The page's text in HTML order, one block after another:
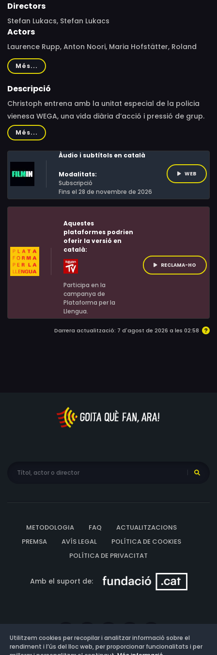
Directors
Stefan Lukacs, Stefan Lukacs
Actors
Laurence Rupp, Anton Noori, Maria Hofstätter, Roland
Düringer, Anna Suk
Més...
Descripció
Christoph entrena amb la unitat especial de la policia
vienesa WEGA, una vida diària d’acció i pressió de grup.
Durant una operació, dispara a un home suposadament
en defensa pròpia, i els seus col·legues el reconeixen
com un heroi. El món exterior, però, reacciona amb
crítiques, i comença a patir atacs de pànic i mostra
símptomes del trauma. Mentre lluita contra la
impotència interna, intenta seguir aparentat que és un
home fort per no perdre el seu estatus.
Més...
Àudio i subtítols en català
Modalitats:
Subscripció
Fins el 28 de novembre de 2026
WEB
Aquestes
plataformes podrien
oferir la versió en
català:
Participa en la
campanya de
Plataforma per la
Llengua.
RECLAMA-HO
Darrera actualització: 7 d'agost de 2026 a les 02:58
METODOLOGIA FAQ
ACTUALITZACIONS
PREMSA
AVÍS LEGAL
POLÍTICA DE COOKIES
POLÍTICA DE PRIVACITAT
Amb el suport de:
Utilitzem cookies per recopilar i analitzar informació sobre el
rendiment i l’ús del lloc web, per proporcionar funcionalitats i per